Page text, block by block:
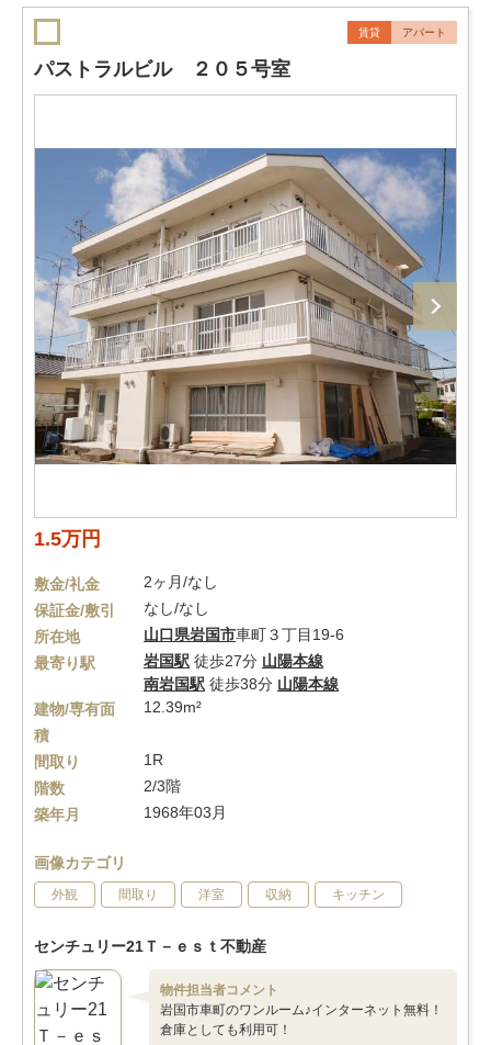
賃貸 アパート
パストラルビル ２０５号室
1.5万円
敷金/礼金
2ヶ月/なし
保証金/敷引
なし/なし
所在地
山口県岩国市車町３丁目19-6
最寄り駅
岩国駅 徒歩27分 山陽本線
南岩国駅 徒歩38分 山陽本線
建物/専有面
積
12.39m²
間取り
1R
階数
2/3階
築年月
1968年03月
画像カテゴリ
外観 間取り 洋室 収納 キッチン
センチュリー21Ｔ－ｅｓｔ不動産
物件担当者コメント
岩国市車町のワンルーム♪インターネット無料！
倉庫としても利用可！